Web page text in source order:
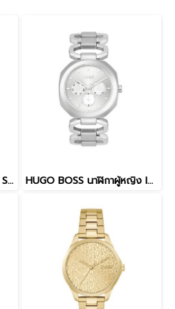
HUGO BOSS นาฬิกาผู้หญิง SHOW รุ่น HB1540155 สายสเเตนเลส สีเงิน 38มม. HUGO BOSS นาฬิกาผู้หญิง INTENSE รุ่น HB1540149 สายสเเตนเลส สีเงิน 38มม.